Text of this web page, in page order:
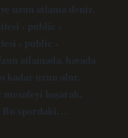
uzun atlama denir.
› public ›
› public ›
atlamada, havada
kadar uzun olur.
koşarak,
Bu spordaki…